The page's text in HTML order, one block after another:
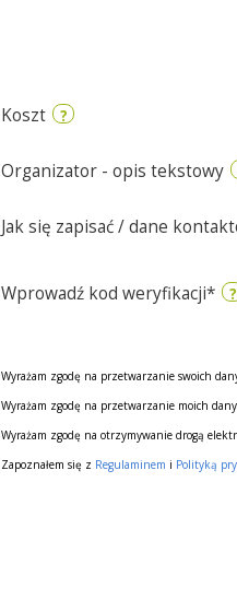
Koszt ?
Organizator - opis tekstowy
Jak się zapisać / dane
Wprowadź kod weryfikacji* ?
Wyrażam zgodę na przetwarzanie swoich
Wyrażam zgodę na przetwarzanie moich
Wyrażam zgodę na otrzymywanie drogą
Zapoznałem się z Regulaminem i Polityką